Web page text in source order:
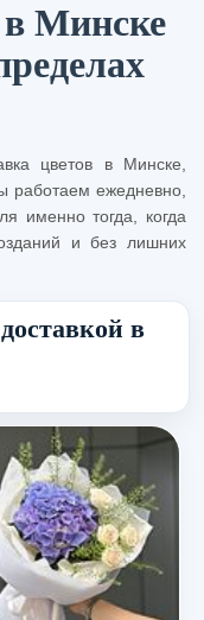
в Минске
цветов в Минске,
работаем ежедневно,
именно тогда, когда
и без лишних
в